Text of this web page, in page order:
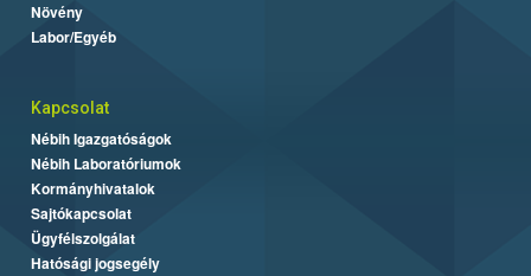
Növény
Labor/Egyéb
Kapcsolat
Nébih Igazgatóságok
Nébih Laboratóriumok
Kormányhivatalok
Sajtókapcsolat
Ügyfélszolgálat
Hatósági jogsegély